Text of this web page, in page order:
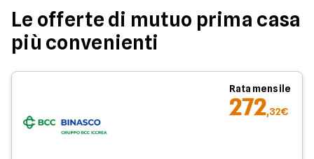
Le offerte di mutuo prima casa
più convenienti
Rata mensile
272,32€